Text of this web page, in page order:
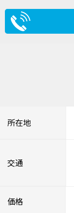
所在地
交通
価格